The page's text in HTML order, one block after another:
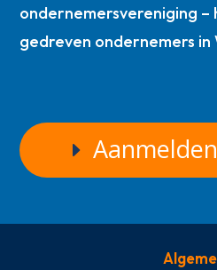
ondernemersvereniging
gedreven ondernemers in
Aanmelden